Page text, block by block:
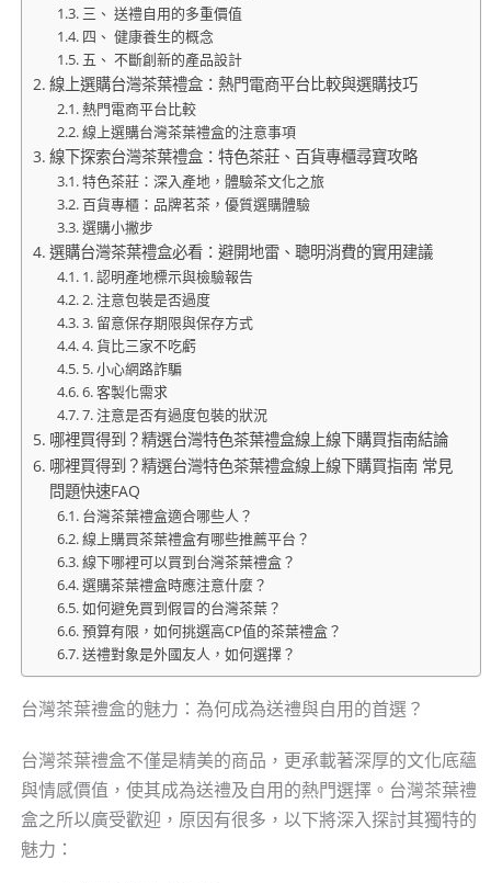
三、 送禮自用的多重價值
四、 健康養生的概念
五、 不斷創新的產品設計
線上選購台灣茶葉禮盒：熱門電商平台比較與選購技巧
熱門電商平台比較
線上選購台灣茶葉禮盒的注意事項
線下探索台灣茶葉禮盒：特色茶莊、百貨專櫃尋寶攻略
特色茶莊：深入產地，體驗茶文化之旅
百貨專櫃：品牌茗茶，優質選購體驗
選購小撇步
選購台灣茶葉禮盒必看：避開地雷、聰明消費的實用建議
1. 認明產地標示與檢驗報告
2. 注意包裝是否過度
3. 留意保存期限與保存方式
4. 貨比三家不吃虧
5. 小心網路詐騙
6. 客製化需求
7. 注意是否有過度包裝的狀況
哪裡買得到？精選台灣特色茶葉禮盒線上線下購買指南結論
哪裡買得到？精選台灣特色茶葉禮盒線上線下購買指南 常見
問題快速FAQ
台灣茶葉禮盒適合哪些人？
線上購買茶葉禮盒有哪些推薦平台？
線下哪裡可以買到台灣茶葉禮盒？
選購茶葉禮盒時應注意什麼？
如何避免買到假冒的台灣茶葉？
預算有限，如何挑選高CP值的茶葉禮盒？
送禮對象是外國友人，如何選擇？
台灣茶葉禮盒的魅力：為何成為送禮與自用的首選？
台灣茶葉禮盒不僅是精美的商品，更承載著深厚的文化底蘊
與情感價值，使其成為送禮及自用的熱門選擇。台灣茶葉禮
盒之所以廣受歡迎，原因有很多，以下將深入探討其獨特的
魅力：